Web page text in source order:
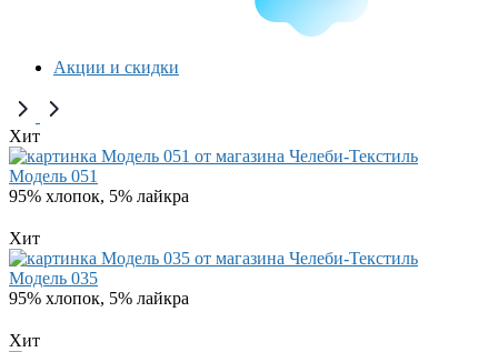
Акции и скидки
Хит
Модель 051
95% хлопок, 5% лайкра
Хит
Модель 035
95% хлопок, 5% лайкра
Хит